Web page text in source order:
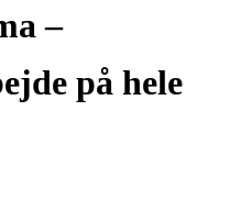
–
på hele